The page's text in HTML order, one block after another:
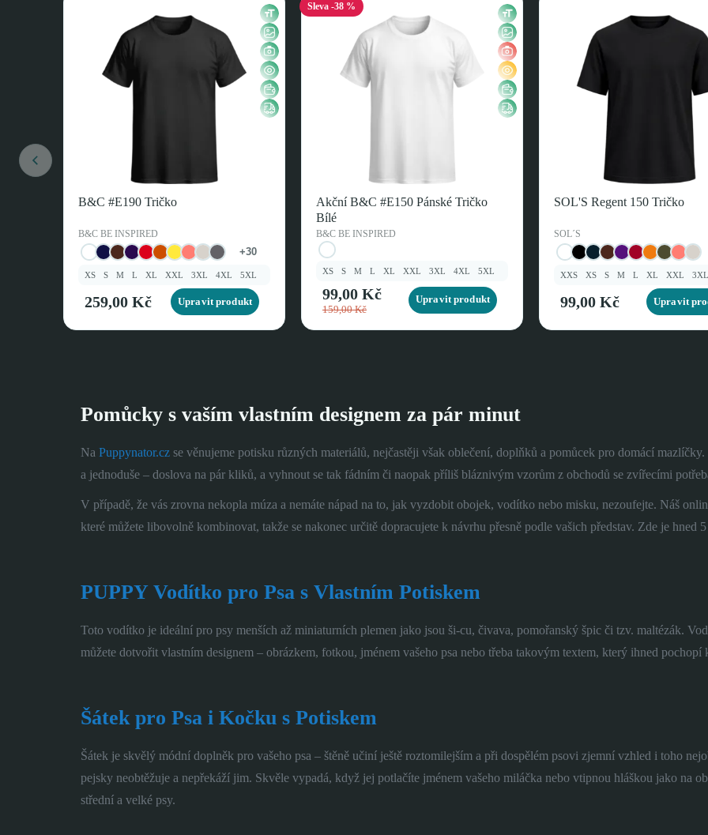
B&C #E190 Tričko
B&C BE INSPIRED
+30
XS S M L XL XXL 3XL 4XL 5XL
259,00 Kč Upravit produkt
Sleva -38 %
Akční B&C #E150 Pánské Tričko
Bílé
B&C BE INSPIRED
XS S M L XL XXL 3XL 4XL 5XL
99,00 Kč
159,00 Kč
Upravit produkt
SOL'S Regent 150 Tričko
SOL´S
XXS XS S M L XL XXL 3XL
99,00 Kč Upravit
Pomůcky s vaším vlastním designem za pár minut
Na Puppynator.cz se věnujeme potisku různých materiálů, nejčastěji však oblečení, doplňků a pomůcek pro domácí
a jednoduše – doslova na pár kliků, a vyhnout se tak fádním či naopak příliš bláznivým vzorům z obchodů se zvířecími
V případě, že vás zrovna nekopla múza a nemáte nápad na to, jak vyzdobit obojek, vodítko nebo misku, nezoufejte. Náš
které můžete libovolně kombinovat, takže se nakonec určitě dopracujete k návrhu přesně podle vašich představ. Zde je hned
PUPPY Vodítko pro Psa s Vlastním Potiskem
Toto vodítko je ideální pro psy menších až miniaturních plemen jako jsou ši-cu, čivava, pomořanský špic či tzv. maltézák.
můžete dotvořit vlastním designem – obrázkem, fotkou, jménem vašeho psa nebo třeba takovým textem, který ihned pochopí
Šátek pro Psa i Kočku s Potiskem
Šátek je skvělý módní doplněk pro vašeho psa – štěně učiní ještě roztomilejším a při dospělém psovi zjemní vzhled i toho
pejsky neobtěžuje a nepřekáží jim. Skvěle vypadá, když jej potlačíte jménem vašeho miláčka nebo vtipnou hláškou jako na
střední a velké psy.